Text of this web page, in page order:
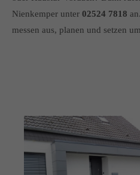
About us
Nienkemper unter 02524 7818
messen aus, planen und setzen